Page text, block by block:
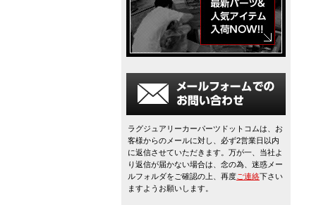
ラグジュアリーカーパーツドットコムは、お
客様からのメールに対し、必ず2営業日以内
に返信させていただきます。万が一、当社よ
り返信が届かない場合は、念の為、迷惑メー
ルフォルダをご確認の上、再度ご連絡下さい
ますようお願いします。